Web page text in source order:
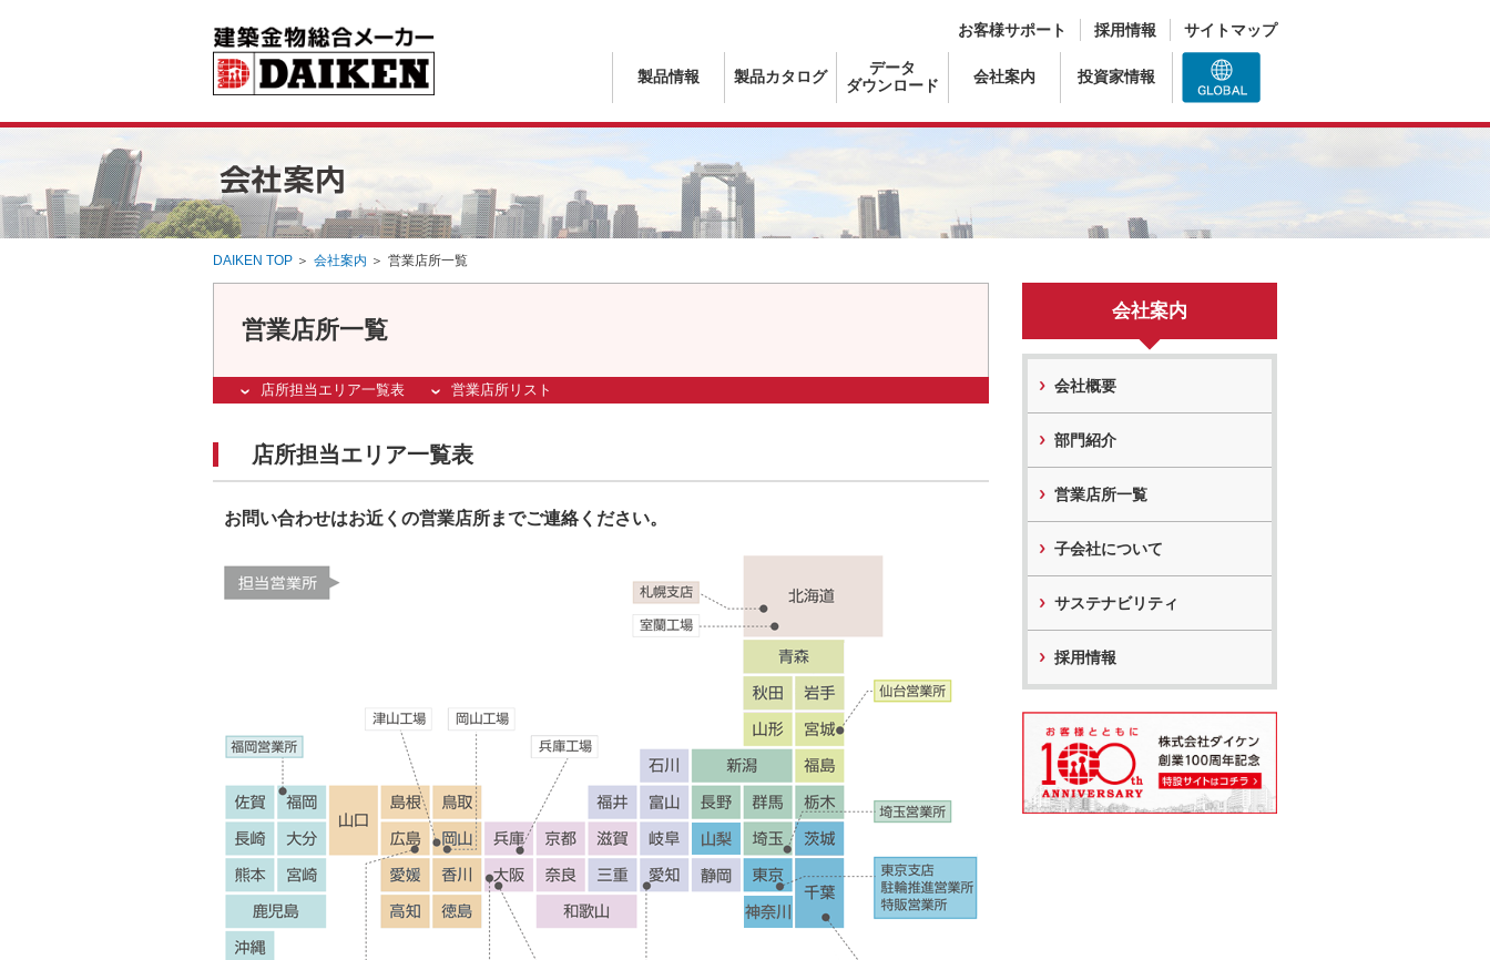
お客様サポート 採用情報 サイトマップ
製品情報 製品カタログ
データ
ダウンロード
会社案内 投資家情報
DAIKEN TOP ＞ 会社案内 ＞ 営業店所一覧
営業店所一覧
店所担当エリア一覧表 営業店所リスト
店所担当エリア一覧表
お問い合わせはお近くの営業店所までご連絡ください。
会社案内
会社概要
部門紹介
営業店所一覧
子会社について
サステナビリティ
採用情報